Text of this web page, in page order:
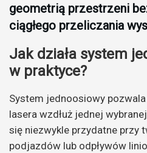
geometrią przestrzeni
ciągłego przeliczania
Jak działa system
w praktyce?
System jednoosiowy
lasera wzdłuż jednej
się niezwykle przydatne przy
podjazdów lub odpływów